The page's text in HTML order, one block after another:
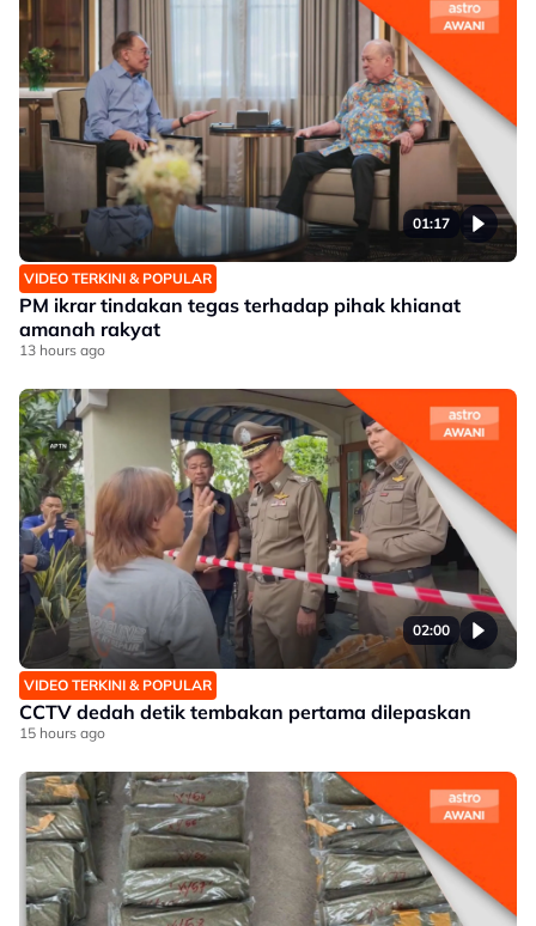
01:17
VIDEO TERKINI & POPULAR
PM ikrar tindakan tegas terhadap pihak khianat
amanah rakyat
13 hours ago
02:00
VIDEO TERKINI & POPULAR
CCTV dedah detik tembakan pertama dilepaskan
15 hours ago